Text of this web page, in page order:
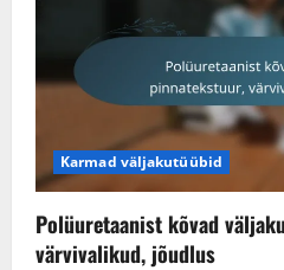
Karmad väljakutüübid
Polüuretaanist kõvad
värvivalikud, jõudlus